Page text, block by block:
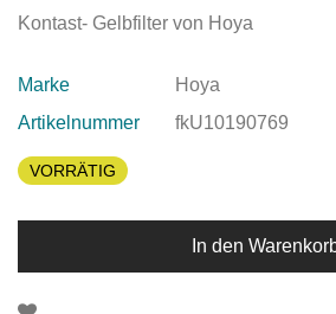
Kontast- Gelbfilter von Hoya
Marke
Hoya
Artikelnummer
fkU10190769
VORRÄTIG
In den